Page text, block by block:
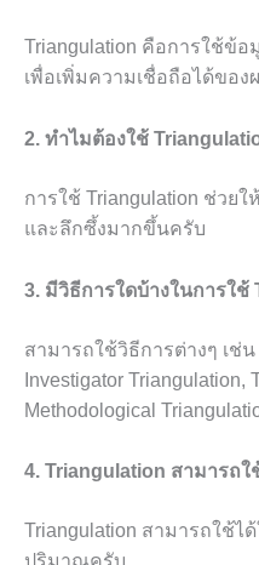
Triangulation คือการใช้ข้
เพื่อเพิ่มความเชื่อถือได้ของ
2. ทำไมต้องใช้
การใช้ Triangulation ช่วย
และลึกซึ้งมากขึ้นครับ
3. มีวิธีการใดบ้างในการใช้
สามารถใช้วิธีการต่างๆ เช่น
Investigator Triangulation,
Methodological
4. Triangulation สามารถใ
Triangulation สามารถใช้ไ